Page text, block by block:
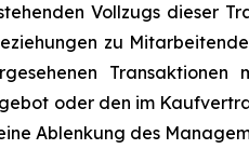
Vollzugs dieser
zu
Transaktionen
oder den im
Ablenkung des